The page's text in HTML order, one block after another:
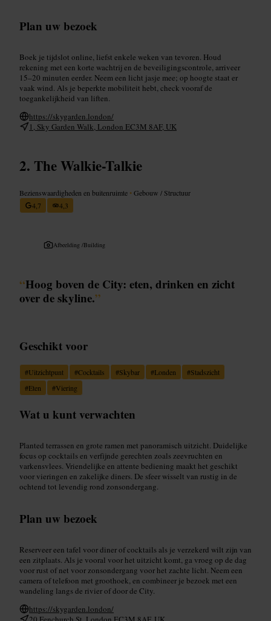
Plan uw bezoek
Boek je tijdslot online, liefst enkele weken van tevoren. Houd
rekening met een korte wachtrij en de beveiligingscontrole, arriveer
15–20 minuten eerder. Neem een licht jasje mee; op hoogte staat er
vaak wind. Als je beperkte mobiliteit hebt, check vooraf de
toegankelijkheid van liften.
https://skygarden.london/
1, Sky Garden Walk, London EC3M 8AF, UK
The Walkie-Talkie
Bezienswaardigheden en buitenruimte •Gebouw / Structuur
4,7
4,3
Afbeelding /Building
“Hoog boven de City: eten, drinken en zicht
over de skyline.”
Geschikt voor
#Uitzichtpunt #Cocktails #Skybar #Londen #Stadszicht
#Eten #Viering
Wat u kunt verwachten
Planted terrassen en grote ramen met panoramisch uitzicht. Duidelijke
focus op cocktails en verfijnde gerechten zoals zeevruchten en
varkensvlees. Vriendelijke en attente bediening maakt het geschikt
voor vieringen en zakelijke diners. De sfeer wisselt van rustig in de
ochtend tot levendig rond zonsondergang.
Plan uw bezoek
Reserveer een tafel voor diner of cocktails als je verzekerd wilt zijn van
een zitplaats. Als je vooral voor het uitzicht komt, ga vroeg op de dag
voor rust of net voor zonsondergang voor het zachte licht. Neem een
camera of telefoon met groothoek, en combineer je bezoek met een
wandeling langs de rivier of door de City.
https://skygarden.london/